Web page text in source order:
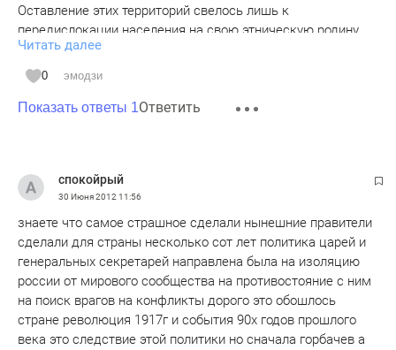
Оставление этих территорий свелось лишь к
передислокации населения на свою этническую родину.
Где у них были роды, семьи, дома, поставленный на
колониальном добре бизнес и т.д. Россия же вынуждена
была за свой счёт развивать и обустраивать
присоединённые земли. Перебрасывать целые эшелоны
народов нет родного очага рода. Максимум до третьего-
четвёртого колена родословные. Ради поднятия окраин
строили в метрополии ГЭСы, затапливали 500 летние
деревни, уничтожили фактически память народную.
Отсюда и забвение традиций, пьянство, обезлюдение
Центральной России, Сибири. Что имеем в итоге? Все
поднятые за счёт ресурсов России территории ушли.
Узбекистан пользует Россию как захочет. Казахстан за
счёт России завёл на себя транспортный
Читать далее
0 эмодзи
Показать ответы 1Ответить
спокойрый
30 Июня 2012 11:56
знаете что самое страшное сделали нынешние правители
сделали для страны несколько сот лет политика царей и
генеральных секретарей направлена была на изоляцию
россии от мирового сообщества на противостояние с ним
на поиск врагов на конфликты дорого это обошлось
стране революция 1917г и события 90х годов прошлого
века это следствие этой политики но сначала горбачев а